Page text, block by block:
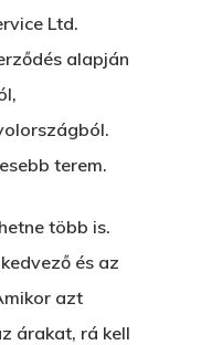
Ltd.
alapján
terem.
több is.
és az
azt
árakat, rá kell